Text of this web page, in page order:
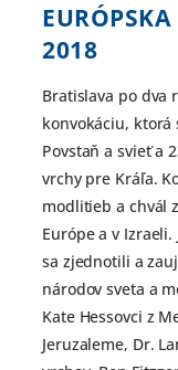
2018
Bratislava po dva
konvokáciu, ktorá
Povstaň a svieť a
vrchy pre Kráľa.
modlitieb a chvál
Európe a v
sa zjednotili a
národov sveta a
Kate Hessovci z
Jeruzaleme, Dr.